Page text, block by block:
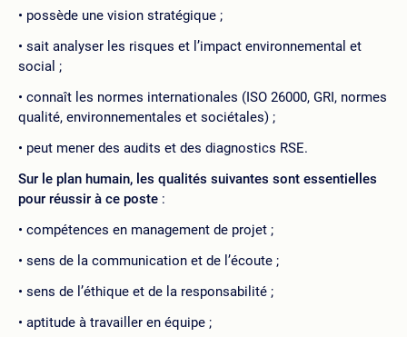
possède une vision stratégique ;
sait analyser les risques et l’impact environnemental et
social ;
connaît les normes internationales (ISO 26000, GRI, normes
qualité, environnementales et sociétales) ;
peut mener des audits et des diagnostics RSE.
Sur le plan humain, les qualités suivantes sont essentielles
pour réussir à ce poste :
compétences en management de projet ;
sens de la communication et de l’écoute ;
sens de l’éthique et de la responsabilité ;
aptitude à travailler en équipe ;